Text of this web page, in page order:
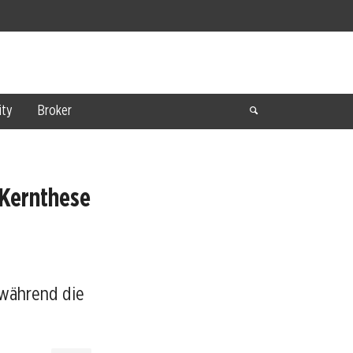
Broker
die